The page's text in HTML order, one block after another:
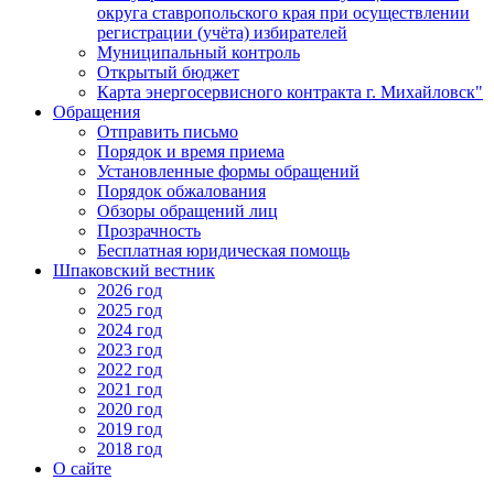
округа ставропольского края при осуществлении
регистрации (учёта) избирателей
Муниципальный контроль
Открытый бюджет
Карта энергосервисного контракта г. Михайловск"
Обращения
Отправить письмо
Порядок и время приема
Установленные формы обращений
Порядок обжалования
Обзоры обращений лиц
Прозрачность
Бесплатная юридическая помощь
Шпаковский вестник
2026 год
2025 год
2024 год
2023 год
2022 год
2021 год
2020 год
2019 год
2018 год
О сайте